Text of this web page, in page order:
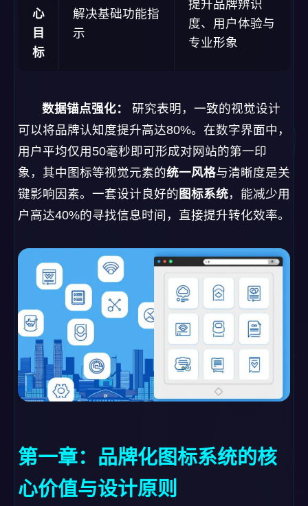
心
目
标
解决基础功能指
示
提升品牌辨识
度、用户体验与
专业形象
数据锚点强化：
研究表明，一致的视觉设计
可以将品牌认知度提升高达80%。在数字界面中，
用户平均仅用50毫秒即可形成对网站的第一印
象，其中图标等视觉元素的统一风格与清晰度是关
键影响因素。一套设计良好的 图标系统，能减少用
户高达40%的寻找信息时间，直接提升转化效率。
第一章：品牌化图标系统的核
心价值与设计原则